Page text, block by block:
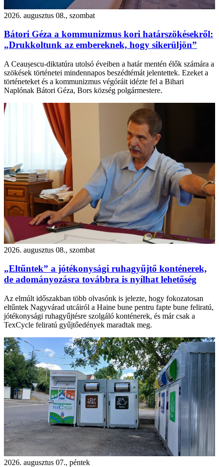
2026. augusztus 08., szombat
Bátori Géza a kommunizmus kori határszökésekről:
„Drukkoltunk az embereknek, hogy sikerüljön”
A Ceaușescu-diktatúra utolsó éveiben a határ mentén élők számára a
szökések történetei mindennapos beszédtémát jelentettek. Ezeket a
történeteket és a kommunizmus végóráit idézte fel a Bihari
Naplónak Bátori Géza, Bors község polgármestere.
2026. augusztus 08., szombat
„Eltűntek” a jótékonysági ruhagyűjtő konténerek,
de adományozásra továbbra is nyílhat lehetőség
Az elmúlt időszakban több olvasónk is jelezte, hogy fokozatosan
eltűntek Nagyvárad utcáiról a Haine bune pentru fapte bune feliratú,
jótékonysági ruhagyűjtésre szolgáló konténerek, és már csak a
TexCycle feliratú gyűjtőedények maradtak meg.
2026. augusztus 07., péntek